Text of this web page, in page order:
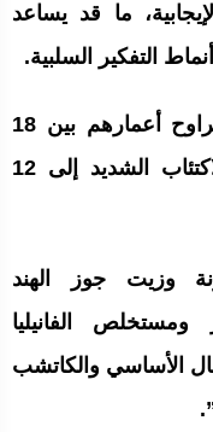
ما قد يساعد
التفكير السلبية.
وقام العلماء بتعريض 32 شخصا تتراوح أعمارهم بين 18
و55 عاما يعانون من اضطراب الاكتئاب الشديد إلى 12
وزيت جوز الهند
الفانيليا
الأساسي والكاتشب